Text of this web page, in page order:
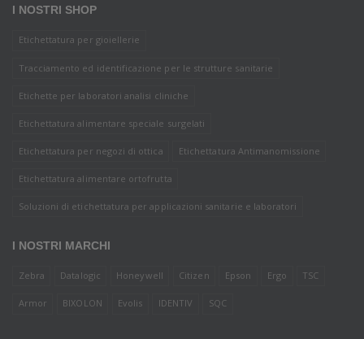
I NOSTRI SHOP
Etichettatura per gioiellerie
Tracciamento ed identificazione per le strutture sanitarie
Etichette per laboratori analisi cliniche
Etichettatura alimentare speciale surgelati
Etichettatura per negozi di ottica Etichettatura Antimanomissione
Etichettatura alimentare ortofrutta
Soluzioni di etichettatura per applicazioni sanitarie e laboratori
I NOSTRI MARCHI
Zebra Datalogic Honeywell Citizen Epson Ergo TSC
Armor BIXOLON Evolis IDENTIV SQC